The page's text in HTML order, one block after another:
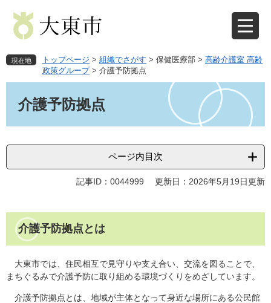
先
で
を
ば
へ
現在地 トップページ > 組織でさがす > 保健医療部 > 高齢介護室 高齢
政策グループ > 介護予防拠点
介護予防拠点
ページ内目次
記事ID：0044999 更新日：2026年5月19日更新
介護予防拠点とは
大東市では、住民相互で見守りや支え合い、交流を図ることで、
まちぐるみで介護予防に取り組める環境づくりをめざしています。
介護予防拠点とは、地域が主体となって身近な場所にある公民館